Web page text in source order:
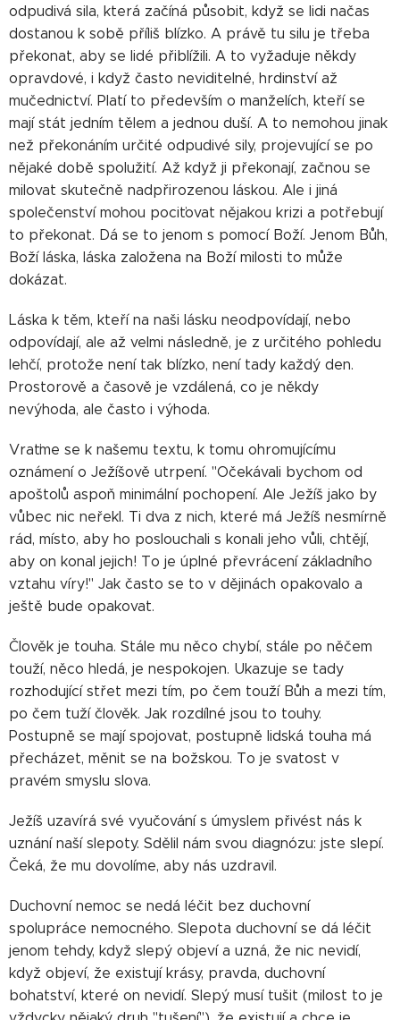
odpudivá sila, která začíná působit, když se lidi načas
dostanou k sobě příliš blízko. A právě tu silu je třeba
překonat, aby se lidé přiblížili. A to vyžaduje někdy
opravdové, i když často neviditelné, hrdinství až
mučednictví. Platí to především o manželích, kteří se
mají stát jedním tělem a jednou duší. A to nemohou jinak
než překonáním určité odpudivé sily, projevující se po
nějaké době spolužití. Až když ji překonají, začnou se
milovat skutečně nadpřirozenou láskou. Ale i jiná
společenství mohou pociťovat nějakou krizi a potřebují
to překonat. Dá se to jenom s pomocí Boží. Jenom Bůh,
Boží láska, láska založena na Boží milosti to může
dokázat.
Láska k těm, kteří na naši lásku neodpovídají, nebo
odpovídají, ale až velmi následně, je z určitého pohledu
lehčí, protože není tak blízko, není tady každý den.
Prostorově a časově je vzdálená, co je někdy
nevýhoda, ale často i výhoda.
Vraťme se k našemu textu, k tomu ohromujícímu
oznámení o Ježíšově utrpení. "Očekávali bychom od
apoštolů aspoň minimální pochopení. Ale Ježíš jako by
vůbec nic neřekl. Ti dva z nich, které má Ježíš nesmírně
rád, místo, aby ho poslouchali s konali jeho vůli, chtějí,
aby on konal jejich! To je úplné převrácení základního
vztahu víry!" Jak často se to v dějinách opakovalo a
ještě bude opakovat.
Člověk je touha. Stále mu něco chybí, stále po něčem
touží, něco hledá, je nespokojen. Ukazuje se tady
rozhodující střet mezi tím, po čem touží Bůh a mezi tím,
po čem tuží člověk. Jak rozdílné jsou to touhy.
Postupně se mají spojovat, postupně lidská touha má
přecházet, měnit se na božskou. To je svatost v
pravém smyslu slova.
Ježíš uzavírá své vyučování s úmyslem přivést nás k
uznání naší slepoty. Sdělil nám svou diagnózu: jste slepí.
Čeká, že mu dovolíme, aby nás uzdravil.
Duchovní nemoc se nedá léčit bez duchovní
spolupráce nemocného. Slepota duchovní se dá léčit
jenom tehdy, když slepý objeví a uzná, že nic nevidí,
když objeví, že existují krásy, pravda, duchovní
bohatství, které on nevidí. Slepý musí tušit (milost to je